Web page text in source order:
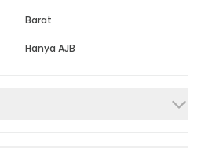
Barat
Hanya AJB